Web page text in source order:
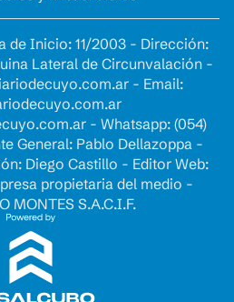
de Inicio: 11/2003 - Dirección:
Lateral de Circunvalación -
- Email:
- Whatsapp: (054)
General: Pablo Dellazoppa -
Diego Castillo - Editor Web:
propietaria del medio -
MONTES S.A.C.I.F.